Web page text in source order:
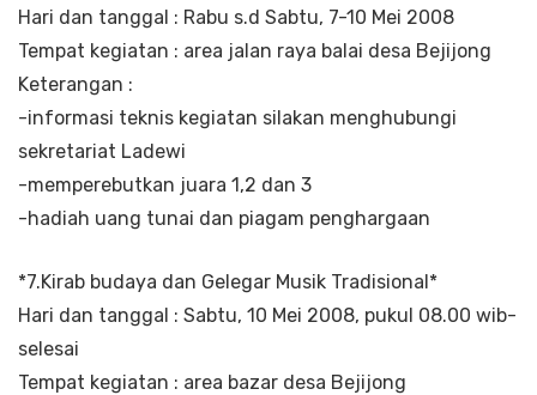
Hari dan tanggal : Rabu s.d Sabtu, 7-10 Mei 2008
Tempat kegiatan : area jalan raya balai desa Bejijong
Keterangan :
-informasi teknis kegiatan silakan menghubungi
sekretariat Ladewi
-memperebutkan juara 1,2 dan 3
-hadiah uang tunai dan piagam penghargaan
*7.Kirab budaya dan Gelegar Musik Tradisional*
Hari dan tanggal : Sabtu, 10 Mei 2008, pukul 08.00 wib-
selesai
Tempat kegiatan : area bazar desa Bejijong